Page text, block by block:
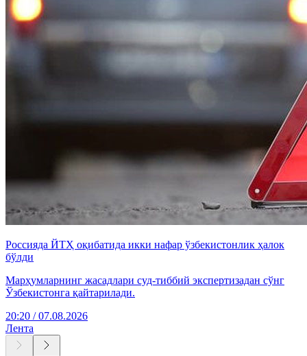
Россияда ЙТҲ оқибатида икки нафар ўзбекистонлик ҳалок
бўлди
Марҳумларнинг жасадлари суд-тиббий экспертизадан сўнг
Ўзбекистонга қайтарилади.
20:20 / 07.08.2026
Лента